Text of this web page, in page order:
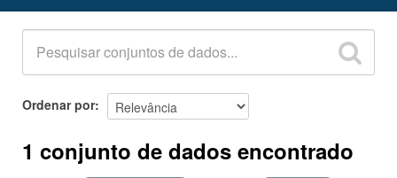
Organizações
Grupos
Sobre
Ordenar por
1 conjunto de dados encontrado